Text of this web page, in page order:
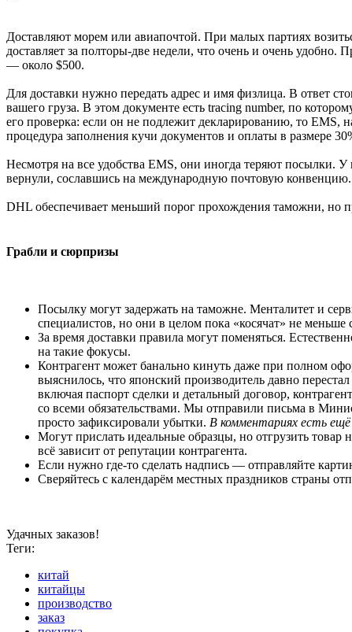
Доставляют морем или авиапочтой. При малых партиях
доставляет за полторы-две недели, что очень и очень
— около $500.
Для доставки нужно передать адрес и имя физлица. В ответ
вашего груза. В этом документе есть tracing number, по
его проверка: если он не подлежит декларированию, то EMS,
процедура заполнения кучи документов и оплаты в размере
Несмотря на все удобства EMS, они иногда теряют посылки. У
вернули, сославшись на международную почтовую
DHL обеспечивает меньший порог прохождения таможни, но
Грабли и сюрпризы
Посылку могут задержать на таможне. Менталитет и
специалистов, но они в целом пока «косячат» не
За время доставки правила могут поменяться.
на такие фокусы.
Контрагент может банально кинуть даже при полном
выяснилось, что японский производитель давно
включая паспорт сделки и детальный договор,
со всеми обязательствами. Мы отправили письма в
просто зафиксировали убытки. В комментариях есть ещё
Могут прислать идеальные образцы, но отгрузить товар
всё зависит от репутации контрагента.
Если нужно где-то сделать надпись — отправляйте
Сверяйтесь с календарём местных праздников страны
Удачных заказов!
Теги:
китай
китайцы
производство
заказ